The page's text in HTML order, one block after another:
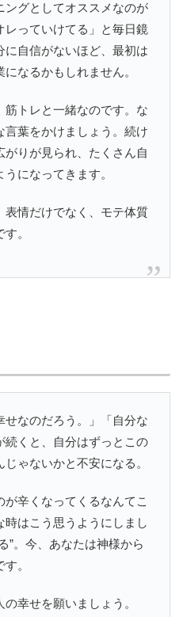
ングとしてオススメなのが
レっていけてる」と毎日鏡
自信がないほど、最初は
なるかもしれません。
筋トレと一緒なのです。な
言葉をかけましょう。続け
りが見られ、たくさん自
になってきます。
表情だけでなく、モテ体質
。
せなのだろう。」「自分な
続くと、自分はずっとこの
ゃないかと不安になる。
辛くなってくるなんてこ
時はこう思うようにしまし
”。今、あなたは神様から
。
幸せを願いましょう。